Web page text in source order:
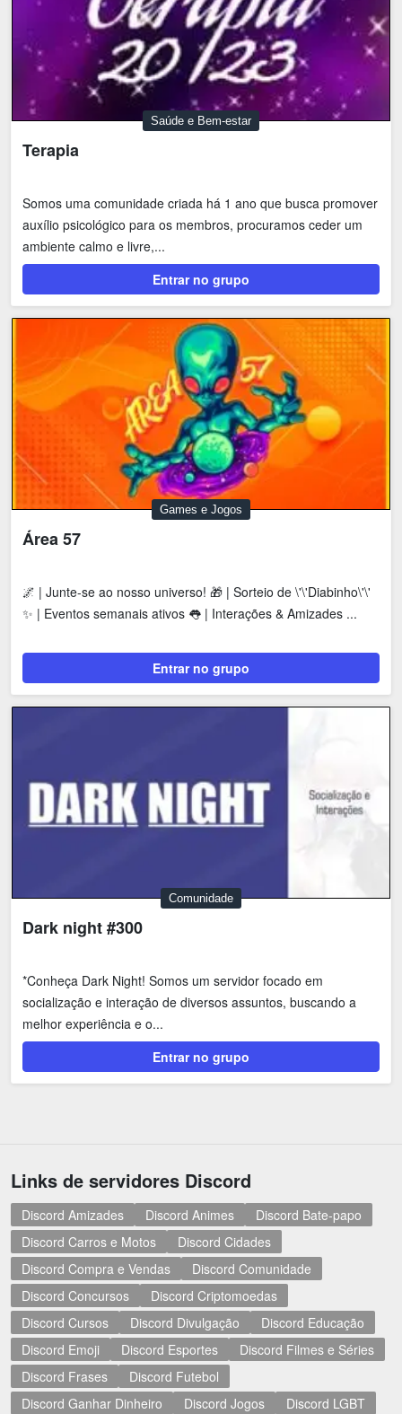
Saúde e Bem-estar
Terapia
Somos uma comunidade criada há 1 ano que busca promover
auxílio psicológico para os membros, procuramos ceder um
ambiente calmo e livre,...
Entrar no grupo
Games e Jogos
Área 57
🌌 | Junte-se ao nosso universo! 🎁 | Sorteio de \'\'Diabinho\'\'
✨ | Eventos semanais ativos 👅 | Interações & Amizades ...
Entrar no grupo
Comunidade
Dark night #300
*Conheça Dark Night! Somos um servidor focado em
socialização e interação de diversos assuntos, buscando a
melhor experiência e o...
Entrar no grupo
Links de servidores Discord
Discord Amizades Discord Animes
Discord Bate-papo
Discord Carros e Motos
Discord Cidades
Discord Compra e Vendas
Discord Comunidade
Discord Concursos
Discord Criptomoedas
Discord Cursos
Discord Divulgação
Discord Educação
Discord Emoji
Discord Esportes
Discord Filmes e Séries
Discord Frases
Discord Futebol
Discord Ganhar Dinheiro
Discord Jogos
Discord LGBT